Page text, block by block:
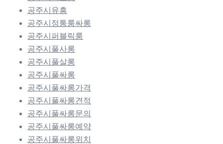
공주시유흥
공주시정통룸싸롱
공주시퍼블릭룸
공주시풀사롱
공주시풀살롱
공주시풀싸롱
공주시풀싸롱가격
공주시풀싸롱견적
공주시풀싸롱문의
공주시풀싸롱예약
공주시풀싸롱위치